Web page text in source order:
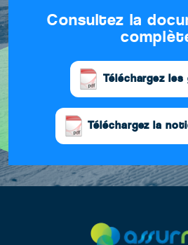
Consultez la
Téléchargez
Téléchargez la